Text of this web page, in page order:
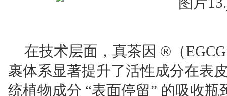
在技术层面，真茶因 ®（
裹体系显著提升了活性成分在表
统植物成分 “表面停留” 的吸收瓶